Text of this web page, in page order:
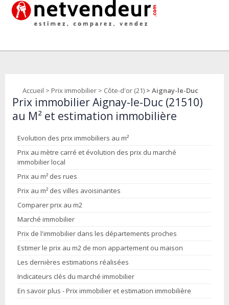
Accueil > Prix immobilier > Côte-d'or (21) > Aignay-le-Duc
Prix immobilier Aignay-le-Duc (21510)
au M² et estimation immobilière
Evolution des prix immobiliers au m²
Prix au mètre carré et évolution des prix du marché
immobilier local
Prix au m² des rues
Prix au m² des villes avoisinantes
Comparer prix au m2
Marché immobilier
Prix de l'immobilier dans les départements proches
Estimer le prix au m2 de mon appartement ou maison
Les dernières estimations réalisées
Indicateurs clés du marché immobilier
En savoir plus - Prix immobilier et estimation immobilière